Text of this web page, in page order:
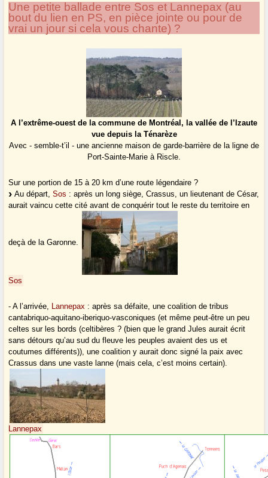
Une petite ballade entre Sos et Lannepax (au
bout du lien en PS, en pièce jointe ou pour de
vrai un jour si cela vous chante) ?
A l’extrême-ouest de la commune de Montréal, la vallée de l’Izaute
vue depuis la Ténarèze
Avec - semble-t’il - une ancienne maison de garde-barrière de la ligne de
Port-Sainte-Marie à Riscle.
Sur une portion de 15 à 20 km d’une route légendaire ?
Au départ,Sos : après un long siège, Crassus, un lieutenant de César,
aurait vaincu cette cité avant de conquérir tout le reste du territoire en
deçà de la Garonne.
Sos
- A l’arrivée, Lannepax : après sa défaite, une coalition de tribus
cantabriquo-aquitano-iberiquo-vasconiques (et même peut-être un peu
celtes sur les bords (celtibères ? (bien que le grand Jules aurait écrit
sans détours qu’au sud du fleuve les peuples avaient des us et
coutumes différents)), une coalition y aurait donc signé la paix avec
Crassus dans une vaste lanne (mais cela, c’est moins certain).
Lannepax